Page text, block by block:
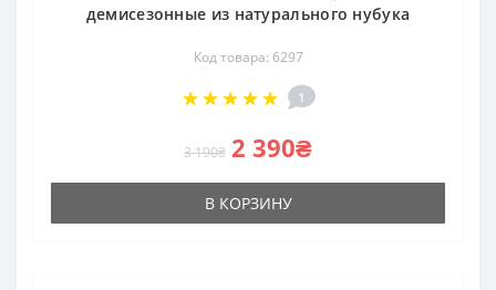
демисезонные из натурального нубука
Код товара: 6297
1
3 190₴ 2 390₴
В КОРЗИНУ